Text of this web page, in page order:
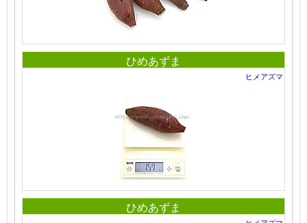
ひめあずま
ヒメアズマ
ひめあずま